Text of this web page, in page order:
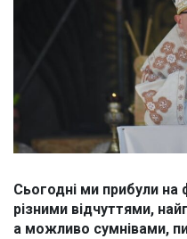
Сьогодні ми прибули на
різними відчуттями,
а можливо сумнівами,